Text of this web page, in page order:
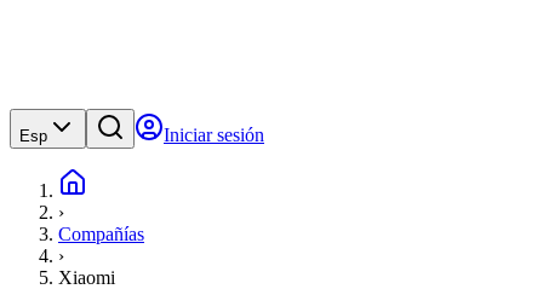
Esp Iniciar sesión
›
Compañías
›
Xiaomi